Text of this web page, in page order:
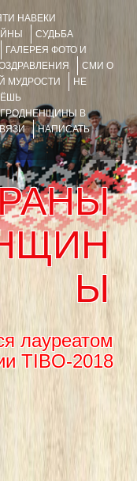
НАВЕКИ
СУДЬБА
ГАЛЕРЕЯ ФОТО И
СМИ О
МУДРОСТИ
НЕ
В
НАПИСАТЬ
Ы
лауреатом
TIBO-2018